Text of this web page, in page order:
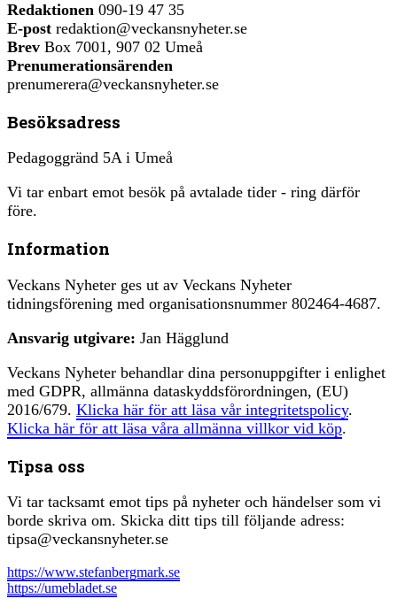
Redaktionen 090-19 47 35
E-post redaktion@veckansnyheter.se
Brev Box 7001, 907 02 Umeå
Prenumerationsärenden
prenumerera@veckansnyheter.se
Besöksadress
Pedagoggränd 5A i Umeå
Vi tar enbart emot besök på avtalade tider - ring därför
före.
Information
Veckans Nyheter ges ut av Veckans Nyheter
tidningsförening med organisationsnummer 802464-4687.
Ansvarig utgivare: Jan Hägglund
Veckans Nyheter behandlar dina personuppgifter i enlighet
med GDPR, allmänna dataskyddsförordningen, (EU)
2016/679. Klicka här för att läsa vår integritetspolicy.
Klicka här för att läsa våra allmänna villkor vid köp.
Tipsa oss
Vi tar tacksamt emot tips på nyheter och händelser som vi
borde skriva om. Skicka ditt tips till följande adress:
tipsa@veckansnyheter.se
https://www.stefanbergmark.se
https://umebladet.se